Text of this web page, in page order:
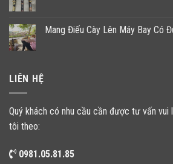
Mang Điếu Cày Lên Máy Bay Có
LIÊN HỆ
Quý khách có nhu cầu cần được tư vấn vui
tôi theo:
0981.05.81.85